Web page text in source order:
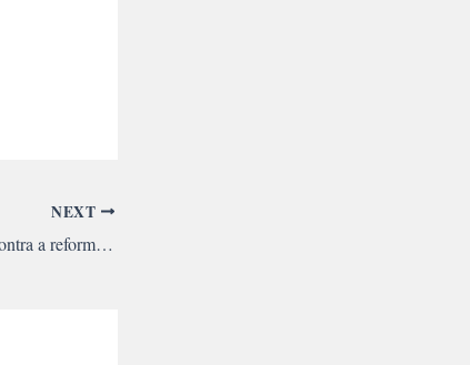
NEXT
`Nossa greve também é contra a reforma Universitária`